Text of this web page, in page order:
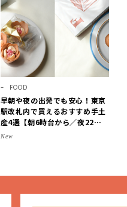
FOOD
早朝や夜の出発でも安心！東京
駅改札内で買えるおすすめ手土
産4選【朝6時台から／夜22時
まで営業】
New